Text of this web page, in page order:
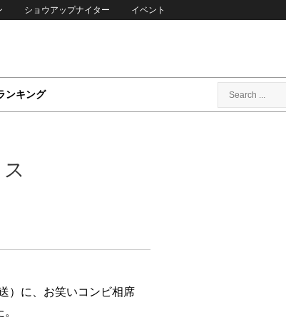
ショウアップナイター イベント
ンキング
）に、お笑いコンビ相席